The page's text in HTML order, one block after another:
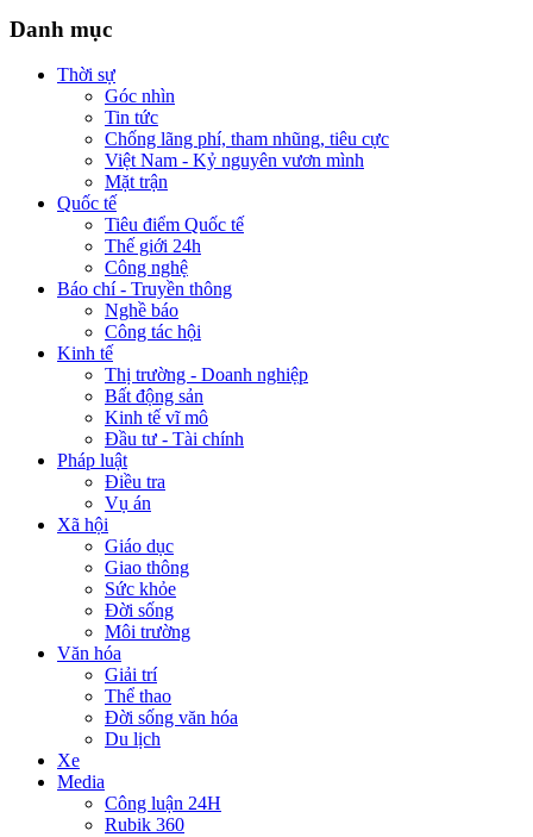
Danh mục
Thời sự
Góc nhìn
Tin tức
Chống lãng phí, tham nhũng, tiêu cực
Việt Nam - Kỷ nguyên vươn mình
Mặt trận
Quốc tế
Tiêu điểm Quốc tế
Thế giới 24h
Công nghệ
Báo chí - Truyền thông
Nghề báo
Công tác hội
Kinh tế
Thị trường - Doanh nghiệp
Bất động sản
Kinh tế vĩ mô
Đầu tư - Tài chính
Pháp luật
Điều tra
Vụ án
Xã hội
Giáo dục
Giao thông
Sức khỏe
Đời sống
Môi trường
Văn hóa
Giải trí
Thể thao
Đời sống văn hóa
Du lịch
Xe
Media
Công luận 24H
Rubik 360